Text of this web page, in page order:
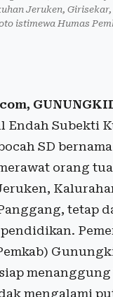
Jeruken,
istimewa Humas
Endah Subekti
SD
orang
tetap
mengalami